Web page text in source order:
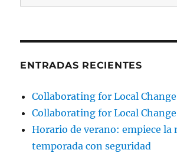
por:
ENTRADAS RECIENTES
Collaborating for Local Change
Collaborating for Local Change
Horario de verano: empiece la
temporada con seguridad